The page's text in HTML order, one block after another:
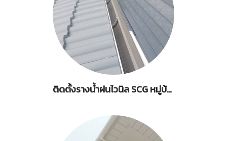
ติดตั้งรางน้ำฝนไวนิล SCG หมู่บ้านกลมนิเทศน์ ซ.รามอินทรา 60